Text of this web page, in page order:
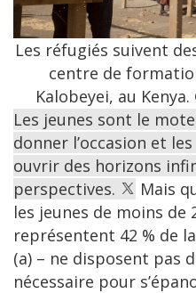
Les réfugiés suivent
centre de
Kalobeyei, au
Les jeunes sont le
donner l’occasion et les
ouvrir des horizons
perspectives.
Mais
les jeunes de moins de
représentent 42 % de la
(a) – ne disposent pas
nécessaire pour